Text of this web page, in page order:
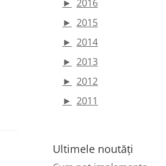
► 2016
► 2015
► 2014
► 2013
► 2012
► 2011
Ultimele noutăți